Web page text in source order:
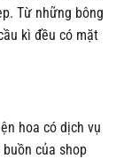
Từ những bông
kì đều có mặt
hoa có dịch vụ
của shop